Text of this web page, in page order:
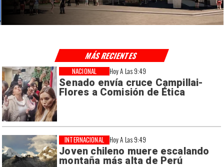
Hoy A Las 9:49
Senado envía cruce Campillai-
Flores a Comisión de Ética
NACIONAL
Hoy A Las 9:49
Joven chileno muere escalando
montaña más alta de Perú
INTERNACIONAL
MÁS RECIENTES